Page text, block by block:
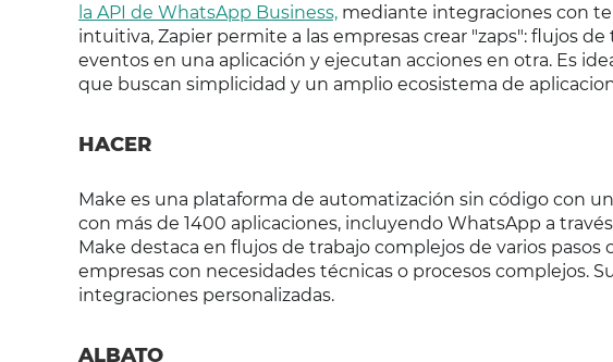
la API de WhatsApp Business, mediante integraciones con
intuitiva, Zapier permite a las empresas crear "zaps": flujos
eventos en una aplicación y ejecutan acciones en otra. Es
que buscan simplicidad y un amplio ecosistema de
HACER
Make es una plataforma de automatización sin código con
con más de 1400 aplicaciones, incluyendo WhatsApp a
Make destaca en flujos de trabajo complejos de varios pasos
empresas con necesidades técnicas o procesos complejos.
integraciones personalizadas.
ALBATO